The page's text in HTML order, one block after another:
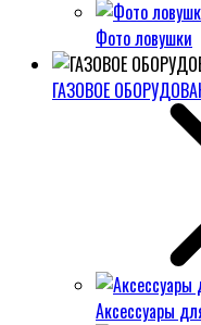
Фото ловушки
ГАЗОВОЕ
Аксессуары